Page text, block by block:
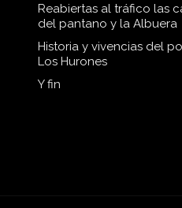
Reabiertas al tráfico las
del pantano y la Albuera
Historia y vivencias del
Los Hurones
Y fin